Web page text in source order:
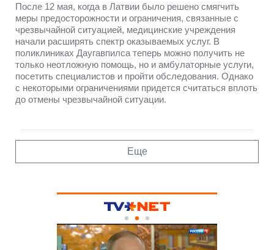
После 12 мая, когда в Латвии было решено смягчить
меры предосторожности и ограничения, связанные с
чрезвычайной ситуацией, медицинские учреждения
начали расширять спектр оказываемых услуг. В
поликлиниках Даугавпилса теперь можно получить не
только неотложную помощь, но и амбулаторные услуги,
посетить специалистов и пройти обследования. Однако
с некоторыми ограничениями придется считаться вплоть
до отмены чрезвычайной ситуации.
Еще